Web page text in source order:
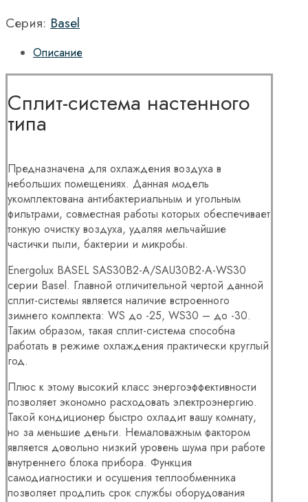
Серия: Basel
Описание
Сплит-система настенного
типа
Предназначена для охлаждения воздуха в
небольших помещениях. Данная модель
укомплектована антибактериальным и угольным
фильтрами, совместная работы которых обеспечивает
тонкую очистку воздуха, удаляя мельчайшие
частички пыли, бактерии и микробы.
Energolux BASEL SAS30B2-A/SAU30B2-A-WS30
серии Basel. Главной отличительной чертой данной
сплит-системы является наличие встроенного
зимнего комплекта: WS до -25, WS30 – до -30.
Таким образом, такая сплит-система способна
работать в режиме охлаждения практически круглый
год.
Плюс к этому высокий класс энергоэффективности
позволяет экономно расходовать электроэнергию.
Такой кондиционер быстро охладит вашу комнату,
но за меньшие деньги. Немаловажным фактором
является довольно низкий уровень шума при работе
внутреннего блока прибора. Функция
самодиагностики и осушения теплообменника
позволяет продлить срок службы оборудования